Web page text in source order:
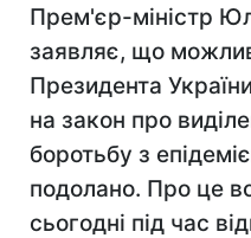
Прем'єр-міністр
заявляє, що
Президента
на закон про
боротьбу з
подолано. Про це
сьогодні під час